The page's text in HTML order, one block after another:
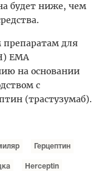
будет ниже, чем
препаратам для
EMA
на основании
с
(трастузумаб).
Герцептин
Herceptin